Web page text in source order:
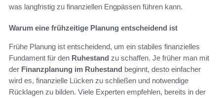
was langfristig zu finanziellen Engpässen führen kann.
Warum eine frühzeitige Planung entscheidend ist
Frühe Planung ist entscheidend, um ein stabiles finanzielles
Fundament für den Ruhestand zu schaffen. Je früher man mit
der Finanzplanung im Ruhestand beginnt, desto einfacher
wird es, finanzielle Lücken zu schließen und notwendige
Rücklagen zu bilden. Viele Experten empfehlen, bereits in der